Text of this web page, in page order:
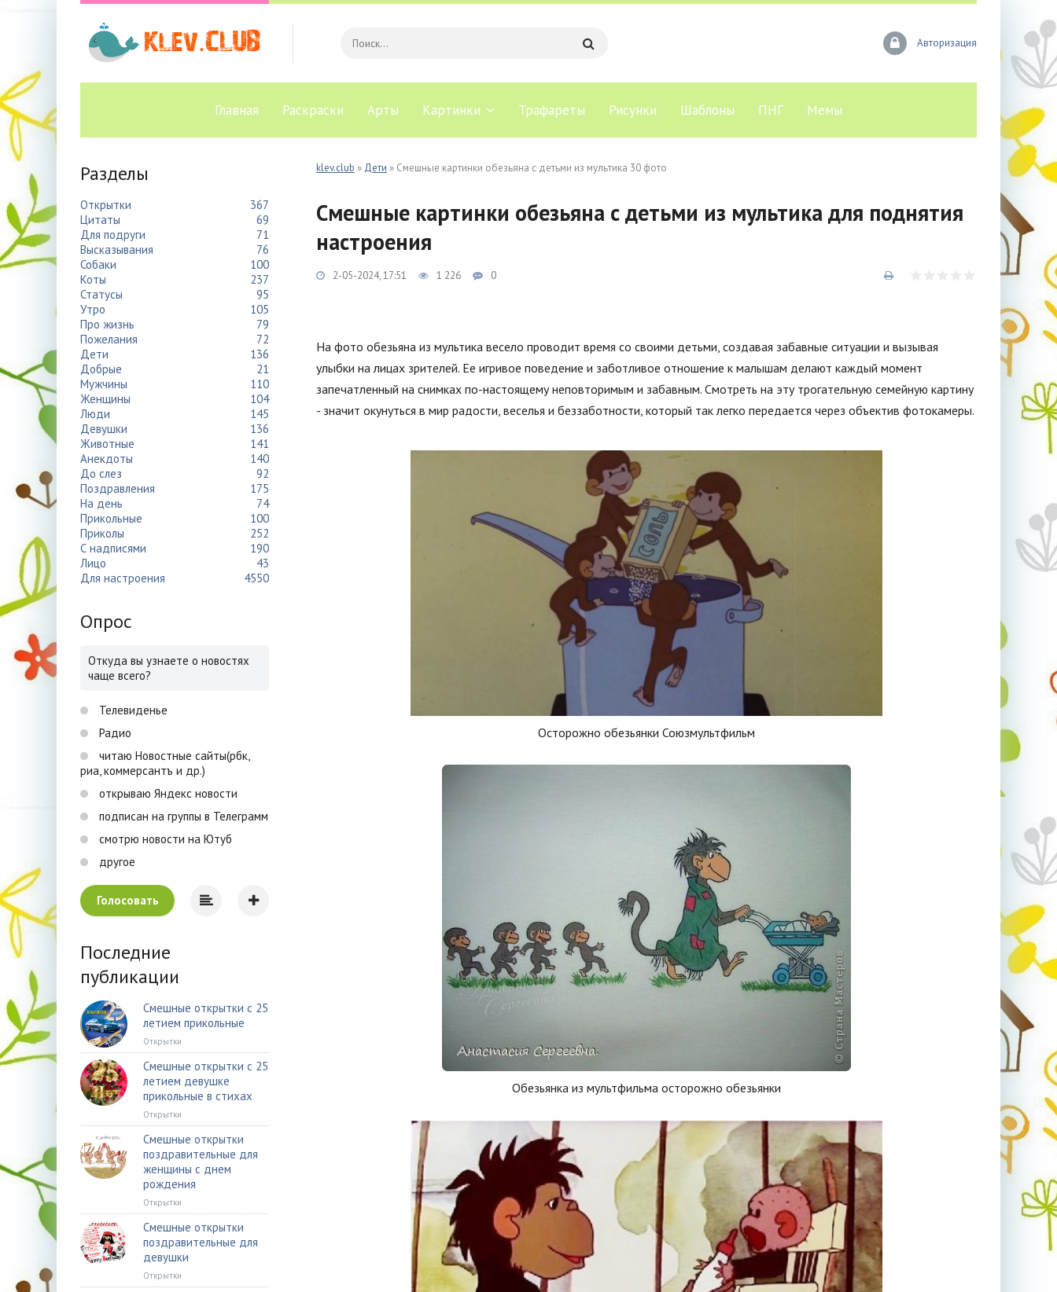
Авторизация
Главная Раскраски Арты Картинки Трафареты Рисунки Шаблоны ПНГ Мемы
klev.club » Дети » Смешные картинки обезьяна с детьми из мультика 30 фото
Смешные картинки обезьяна с детьми из мультика для поднятия
настроения
2-05-2024, 17:51 1 226 0
На фото обезьяна из мультика весело проводит время со своими детьми, создавая забавные ситуации и вызывая
улыбки на лицах зрителей. Ее игривое поведение и заботливое отношение к малышам делают каждый момент
запечатленный на снимках по-настоящему неповторимым и забавным. Смотреть на эту трогательную семейную картину
- значит окунуться в мир радости, веселья и беззаботности, который так легко передается через объектив фотокамеры.
Осторожно обезьянки Союзмультфильм
Обезьянка из мультфильма осторожно обезьянки
Разделы
Открытки
367
Цитаты
69
Для подруги
71
Высказывания
76
Собаки
100
Коты
237
Статусы
95
Утро
105
Про жизнь
79
Пожелания
72
Дети
136
Добрые
21
Мужчины
110
Женщины
104
Люди
145
Девушки
136
Животные
141
Анекдоты
140
До слез
92
Поздравления
175
На день
74
Прикольные
100
Приколы
252
С надписями
190
Лицо
43
Для настроения
4550
Опрос
Откуда вы узнаете о новостях
чаще всего?
Телевиденье
Радио
читаю Новостные сайты(рбк,
риа, коммерсантъ и др.)
открываю Яндекс новости
подписан на группы в Телеграмм
смотрю новости на Ютуб
другое
Голосовать
Последние
публикации
Смешные открытки с 25
летием прикольные
Открытки
Смешные открытки с 25
летием девушке
прикольные в стихах
Открытки
Смешные открытки
поздравительные для
женщины с днем
рождения
Открытки
Смешные открытки
поздравительные для
девушки
Открытки